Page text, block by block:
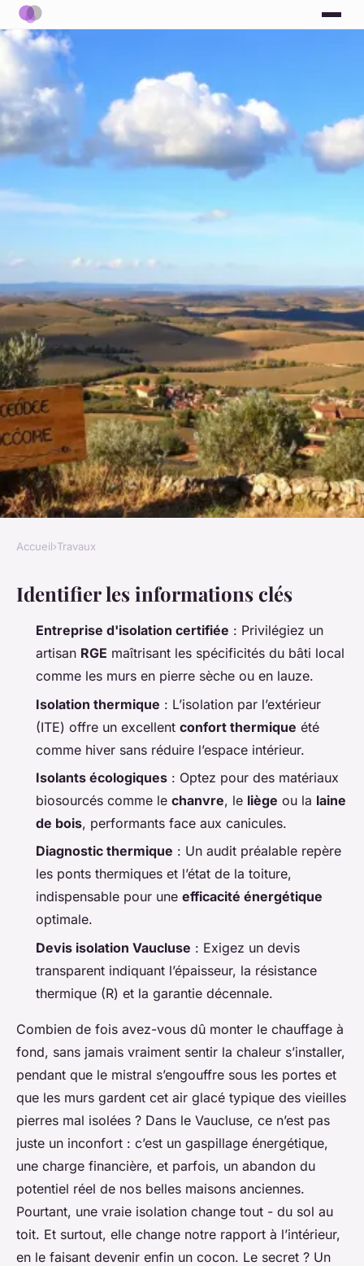
Top entreprises d'isolation à
considérer dans le Vaucluse
Auberte•06/04/2026 09:42• 8 min de lecture
Accueil›Travaux
Identifier les informations clés
Entreprise d'isolation certifiée : Privilégiez un
artisan RGE maîtrisant les spécificités du bâti local
comme les murs en pierre sèche ou en lauze.
Isolation thermique : L’isolation par l’extérieur
(ITE) offre un excellent confort thermique été
comme hiver sans réduire l’espace intérieur.
Isolants écologiques : Optez pour des matériaux
biosourcés comme le chanvre, le liège ou la laine
de bois, performants face aux canicules.
Diagnostic thermique : Un audit préalable repère
les ponts thermiques et l’état de la toiture,
indispensable pour une efficacité énergétique
optimale.
Devis isolation Vaucluse : Exigez un devis
transparent indiquant l’épaisseur, la résistance
thermique (R) et la garantie décennale.
Combien de fois avez-vous dû monter le chauffage à
fond, sans jamais vraiment sentir la chaleur s’installer,
pendant que le mistral s’engouffre sous les portes et
que les murs gardent cet air glacé typique des vieilles
pierres mal isolées ? Dans le Vaucluse, ce n’est pas
juste un inconfort : c’est un gaspillage énergétique,
une charge financière, et parfois, un abandon du
potentiel réel de nos belles maisons anciennes.
Pourtant, une vraie isolation change tout - du sol au
toit. Et surtout, elle change notre rapport à l’intérieur,
en le faisant devenir enfin un cocon. Le secret ? Un